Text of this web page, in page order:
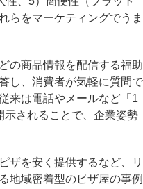
らをマーケティングでうま
の商品情報を配信する福助
し、消費者が気軽に質問で
来は電話やメールなど「1
されることで、企業姿勢
ザを安く提供するなど、リ
地域密着型のピザ屋の事例